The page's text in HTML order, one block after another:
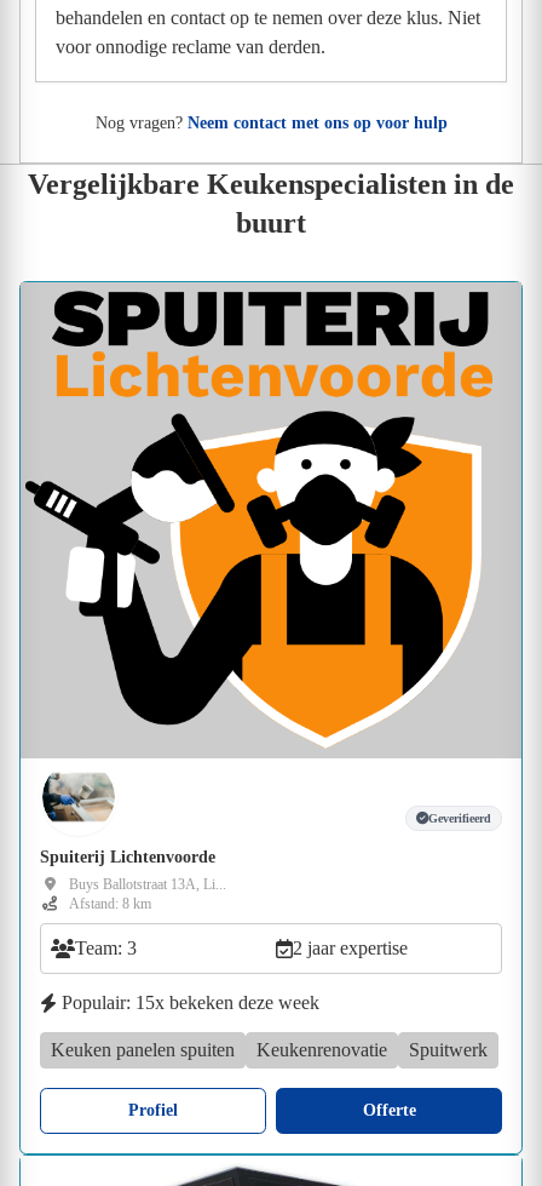
behandelen en contact op te nemen over deze klus. Niet
voor onnodige reclame van derden.
Nog vragen? Neem contact met ons op voor hulp
Vergelijkbare Keukenspecialisten in de
buurt
Geverifieerd
Spuiterij Lichtenvoorde
Buys Ballotstraat 13A, Li...
Afstand: 8 km
Team: 3 2 jaar expertise
Populair: 15x bekeken deze week
Keuken panelen spuiten Keukenrenovatie Spuitwerk
Profiel Offerte